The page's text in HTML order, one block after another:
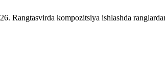
Rangtasvirda kompozitsiya ishlashda